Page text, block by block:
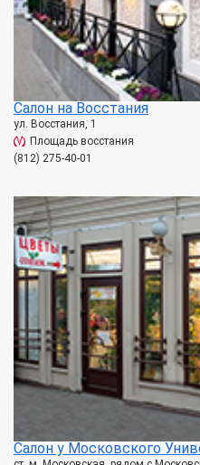
Салон на Восстания
ул. Восстания, 1
Площадь восстания
(812) 275-40-01
Салон у Московского